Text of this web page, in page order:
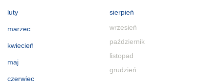
luty
marzec
kwiecień
maj
czerwiec
sierpień
wrzesień
październik
listopad
grudzień